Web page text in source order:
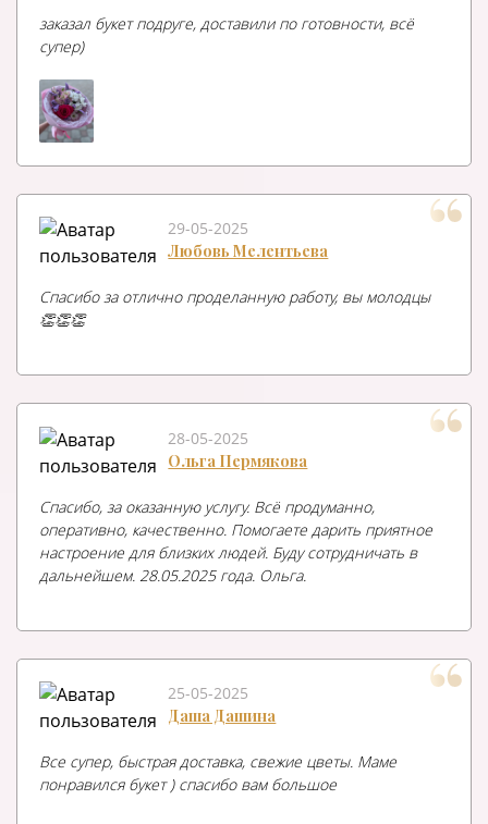
заказал букет подруге, доставили по готовности, всё
супер)
29-05-2025
Любовь Мелентьева
Спасибо за отлично проделанную работу, вы молодцы
👏👏👏
28-05-2025
Ольга Пермякова
Спасибо, за оказанную услугу. Всё продуманно,
оперативно, качественно. Помогаете дарить приятное
настроение для близких людей. Буду сотрудничать в
дальнейшем. 28.05.2025 года. Ольга.
25-05-2025
Даша Дашина
Все супер, быстрая доставка, свежие цветы. Маме
понравился букет ) спасибо вам большое